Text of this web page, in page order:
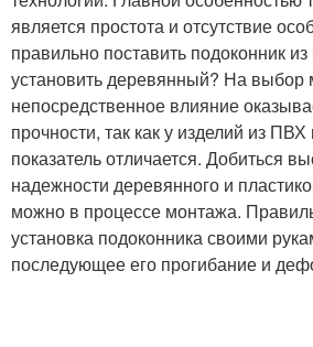
является простота и отсутствие
правильно поставить подоконник из
установить деревянный? На выбор
непосредственное влияние
прочности, так как у изделий из
показатель отличается. Добиться
надежности деревянного и
можно в процессе монтажа.
установка подоконника своими
последующее его прогибание и